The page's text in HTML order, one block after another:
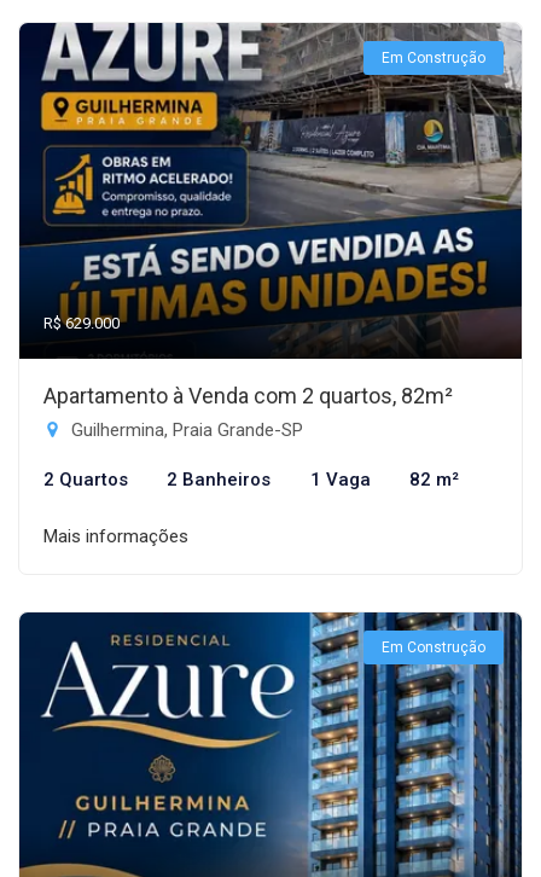
Em Construção
R$ 629.000
Apartamento à Venda com 2 quartos, 82m²
Guilhermina, Praia Grande-SP
2 Quartos 2 Banheiros 1 Vaga 82 m²
Mais informações
Em Construção